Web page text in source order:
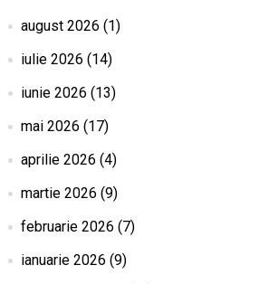
august 2026 (1)
iulie 2026 (14)
iunie 2026 (13)
mai 2026 (17)
aprilie 2026 (4)
martie 2026 (9)
februarie 2026 (7)
ianuarie 2026 (9)